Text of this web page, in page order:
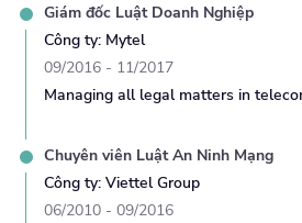
Giám đốc Luật Doanh Nghiệp
Công ty: Mytel
09/2016 - 11/2017
Managing all legal matters in
Chuyên viên Luật An Ninh Mạng
Công ty: Viettel Group
06/2010 - 09/2016